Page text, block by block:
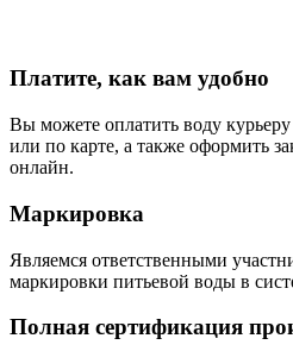
Платите, как вам удобно
Вы можете оплатить воду
или по карте, а также оформить
онлайн.
Маркировка
Являемся ответственными
маркировки питьевой воды в
Полная сертификация